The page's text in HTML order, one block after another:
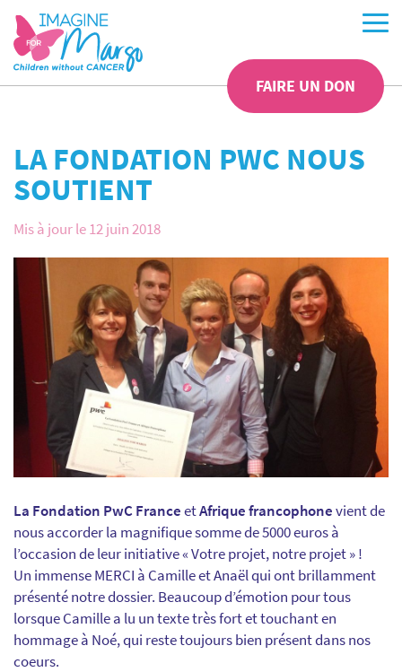
FAIRE UN DON
LA FONDATION PWC NOUS
SOUTIENT
Mis à jour le 12 juin 2018
La Fondation PwC FranceetAfrique francophonevient de
nous accorder la magnifique somme de 5000 euros à
l’occasion de leur initiative « Votre projet, notre projet » !
Un immense MERCI à Camille et Anaël qui ont brillamment
présenté notre dossier. Beaucoup d’émotion pour tous
lorsque Camille a lu un texte très fort et touchant en
hommage à Noé, qui reste toujours bien présent dans nos
coeurs.